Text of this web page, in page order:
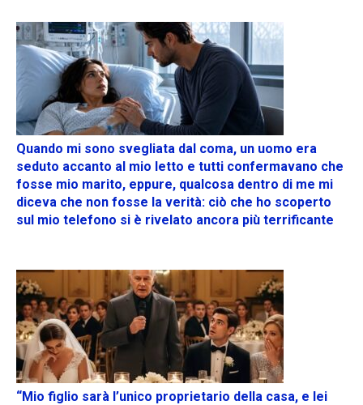
Quando mi sono svegliata dal coma, un uomo era
seduto accanto al mio letto e tutti confermavano che
fosse mio marito, eppure, qualcosa dentro di me mi
diceva che non fosse la verità: ciò che ho scoperto
sul mio telefono si è rivelato ancora più terrificante
“Mio figlio sarà l’unico proprietario della casa, e lei